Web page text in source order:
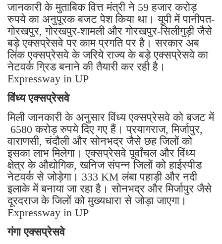
जानकारी के मुताबिक वित्त मंत्री ने 59 हजार करोड़
रुपये का अनुपूरक बजट पेश किया था। यूपी में पानीपत-
गोरखपुर, गोरखपुर-शामली और गोरखपुर-सिलीगुड़ी जैसे
बड़े एक्सप्रेसवे पर काम प्रगति पर है। सरकार अब
लिंक एक्सप्रेसवे के जरिये राज्य के बड़े एक्सप्रेसवे का
नेटवर्क ग्रिड बनाने की तैयारी कर रही है।
Expressway in UP
विंध्य एक्सप्रेसवे
मिली जानकारी के अनुसार विंध्य एक्सप्रेसवे को बजट में
6580 करोड़ रुपये दिए गए हैं। प्रयागराज, मिर्जापुर,
वाराणसी, चंदौली और सोनभद्र जैसे छह जिलों को
इसका लाभ मिलेगा। एक्सप्रेसवे पूर्वांचल और विंध्य
क्षेत्र के औद्योगिक, खनिज संपन्न जिलों को हाईस्पीड
नेटवर्क से जोड़ेगा। 333 KM लंबा पहाड़ी और नदी
इलाके में बनाया जा रहा है। सोनभद्र और मिर्जापुर जैसे
दूरदराज के जिलों को मुख्यधारा से जोड़ा जाएगा।
Expressway in UP
गंगा एक्सप्रेसवे